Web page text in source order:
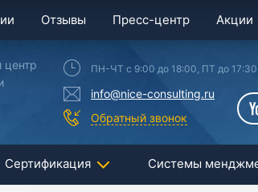
Отзывы Пресс-центр Акции
центр
ПН-ЧТ с 9:00 до 18:00, ПТ до 17:30
info@nice-consulting.ru
Обратный звонок
Сертификация Системы